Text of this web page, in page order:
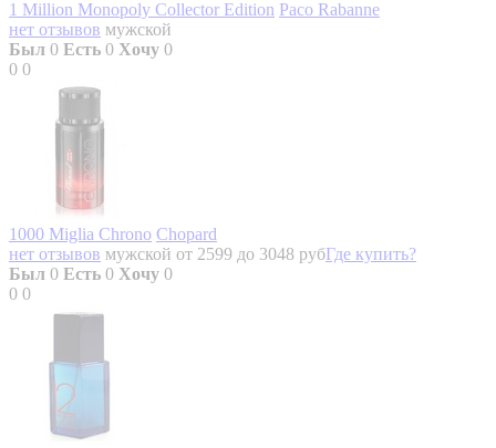
1 Million Monopoly Collector Edition Paco Rabanne
нет отзывов мужской
Был 0 Есть 0 Хочу 0
0 0
1000 Miglia Chrono Chopard
нет отзывов мужской от 2599 до 3048 рубГде купить?
Был 0 Есть 0 Хочу 0
0 0